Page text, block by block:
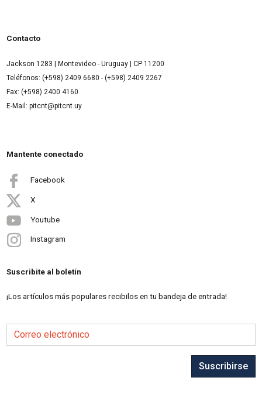
Contacto
Jackson 1283 | Montevideo - Uruguay | CP 11200
Teléfonos: (+598) 2409 6680 - (+598) 2409 2267
Fax: (+598) 2400 4160
E-Mail: pitcnt@pitcnt.uy
Mantente conectado
Facebook
X
Youtube
Instagram
Suscribite al boletín
¡Los artículos más populares recibilos en tu bandeja de entrada!
Correo electrónico
Suscribirse